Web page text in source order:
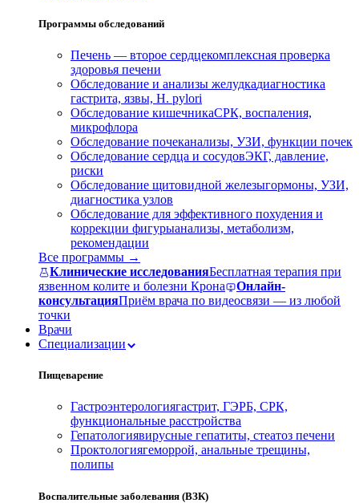
Программы обследований
Печень — второе сердцекомплексная проверка
здоровья печени
Обследование и анализы желудкадиагностика
гастрита, язвы, H. pylori
Обследование кишечникаСРК, воспаления,
микрофлора
Обследование почеканализы, УЗИ, функции почек
Обследование сердца и сосудовЭКГ, давление,
риски
Обследование щитовидной железыгормоны, УЗИ,
диагностика узлов
Обследование для эффективного похудения и
коррекции фигурыанализы, метаболизм,
рекомендации
Все программы →
Клинические исследованияБесплатная терапия при
язвенном колите и болезни Крона
Онлайн-
консультацияПриём врача по видеосвязи — из любой
точки
Врачи
Специализации
Пищеварение
Гастроэнтерологиягастрит, ГЭРБ, СРК,
функциональные расстройства
Гепатологиявирусные гепатиты, стеатоз печени
Проктологиягеморрой, анальные трещины,
полипы
Воспалительные заболевания (ВЗК)